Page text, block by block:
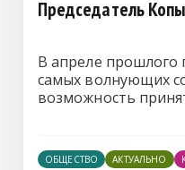
Председатель
В апреле прошлого
самых волнующих
возможность
ОБЩЕСТВО АКТУАЛЬНО